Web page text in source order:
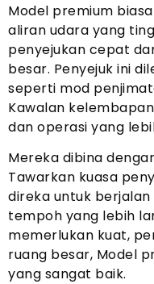
Model premium
aliran udara yang
penyejukan cepat
besar. Penyejuk ini
seperti mod
Kawalan
dan operasi yang
Mereka dibina
Tawarkan kuasa
direka untuk
tempoh yang lebih
memerlukan kuat,
ruang besar, Model
yang sangat baik.